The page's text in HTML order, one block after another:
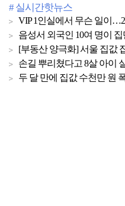
# 실시간핫뉴스
VIP 1인실에서 무슨 일이
음성서 외국인 10여 명이
[부동산 양극화] 서울 집값
손길 뿌리쳤다고 8살 아이
두 달 만에 집값 수천만 원